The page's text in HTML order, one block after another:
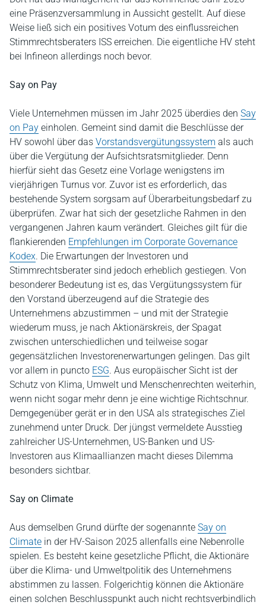
eine Präsenzversammlung in Aussicht gestellt. Auf diese
Weise ließ sich ein positives Votum des einflussreichen
Stimmrechtsberaters ISS erreichen. Die eigentliche HV steht
bei Infineon allerdings noch bevor.
Say on Pay
Viele Unternehmen müssen im Jahr 2025 überdies den Say
on Pay einholen. Gemeint sind damit die Beschlüsse der
HV sowohl über das Vorstandsvergütungssystem als auch
über die Vergütung der Aufsichtsratsmitglieder. Denn
hierfür sieht das Gesetz eine Vorlage wenigstens im
vierjährigen Turnus vor. Zuvor ist es erforderlich, das
bestehende System sorgsam auf Überarbeitungsbedarf zu
überprüfen. Zwar hat sich der gesetzliche Rahmen in den
vergangenen Jahren kaum verändert. Gleiches gilt für die
flankierenden Empfehlungen im Corporate Governance
Kodex. Die Erwartungen der Investoren und
Stimmrechtsberater sind jedoch erheblich gestiegen. Von
besonderer Bedeutung ist es, das Vergütungssystem für
den Vorstand überzeugend auf die Strategie des
Unternehmens abzustimmen – und mit der Strategie
wiederum muss, je nach Aktionärskreis, der Spagat
zwischen unterschiedlichen und teilweise sogar
gegensätzlichen Investorenerwartungen gelingen. Das gilt
vor allem in puncto ESG. Aus europäischer Sicht ist der
Schutz von Klima, Umwelt und Menschenrechten weiterhin,
wenn nicht sogar mehr denn je eine wichtige Richtschnur.
Demgegenüber gerät er in den USA als strategisches Ziel
zunehmend unter Druck. Der jüngst vermeldete Ausstieg
zahlreicher US-Unternehmen, US-Banken und US-
Investoren aus Klimaallianzen macht dieses Dilemma
besonders sichtbar.
Say on Climate
Aus demselben Grund dürfte der sogenannte Say on
Climate in der HV-Saison 2025 allenfalls eine Nebenrolle
spielen. Es besteht keine gesetzliche Pflicht, die Aktionäre
über die Klima- und Umweltpolitik des Unternehmens
abstimmen zu lassen. Folgerichtig können die Aktionäre
einen solchen Beschlusspunkt auch nicht rechtsverbindlich